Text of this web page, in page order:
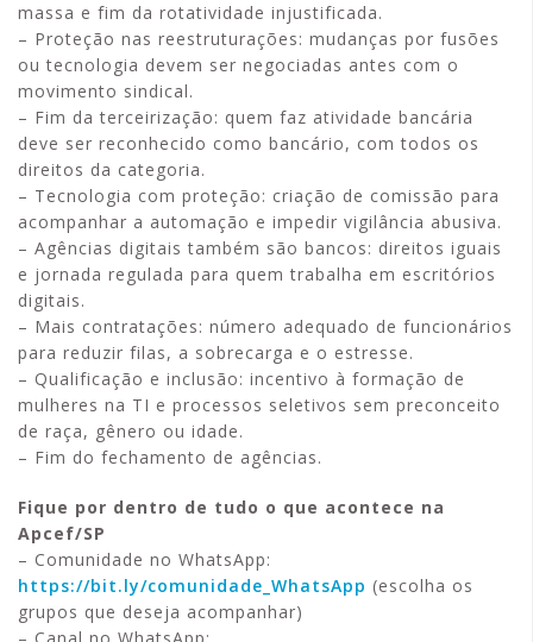
massa e fim da rotatividade injustificada.
– Proteção nas reestruturações: mudanças por fusões
ou tecnologia devem ser negociadas antes com o
movimento sindical.
– Fim da terceirização: quem faz atividade bancária
deve ser reconhecido como bancário, com todos os
direitos da categoria.
– Tecnologia com proteção: criação de comissão para
acompanhar a automação e impedir vigilância abusiva.
– Agências digitais também são bancos: direitos iguais
e jornada regulada para quem trabalha em escritórios
digitais.
– Mais contratações: número adequado de funcionários
para reduzir filas, a sobrecarga e o estresse.
– Qualificação e inclusão: incentivo à formação de
mulheres na TI e processos seletivos sem preconceito
de raça, gênero ou idade.
– Fim do fechamento de agências.
Fique por dentro de tudo o que acontece na
Apcef/SP
– Comunidade no WhatsApp:
https://bit.ly/comunidade_WhatsApp (escolha os
grupos que deseja acompanhar)